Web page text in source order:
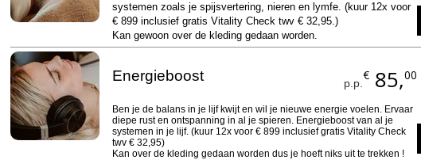
systemen zoals je spijsvertering, nieren en lymfe. (kuur 12x voor
€ 899 inclusief gratis Vitality Check twv € 32,95.)
Kan gewoon over de kleding gedaan worden.
Energieboost
Ben je de balans in je lijf kwijt en wil je nieuwe energie voelen. Ervaar
diepe rust en ontspanning in al je spieren. Energieboost van al je
systemen in je lijf. (kuur 12x voor € 899 inclusief gratis Vitality Check
twv € 32,95)
Kan over de kleding gedaan worden dus je hoeft niks uit te trekken !
p.p.
€85,00